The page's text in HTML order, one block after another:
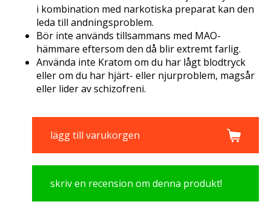
i kombination med narkotiska preparat kan den
leda till andningsproblem.
Bör inte används tillsammans med MAO-
hämmare eftersom den då blir extremt farlig.
Använda inte Kratom om du har lågt blodtryck
eller om du har hjärt- eller njurproblem, magsår
eller lider av schizofreni.
lägg till varukorgen
skriv en recension om denna produkt!